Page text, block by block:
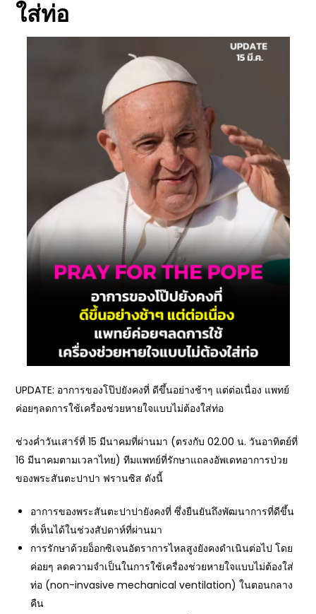
ใส่ท่อ
UPDATE: อาการของโป๊ปยังคงที่ ดีขึ้นอย่างช้าๆ แต่ต่อเนื่อง แพทย์
ค่อยๆลดการใช้เครื่องช่วยหายใจแบบไม่ต้องใส่ท่อ
ช่วงค่ำวันเสาร์ที่ 15 มีนาคมที่ผ่านมา (ตรงกับ 02.00 น. วันอาทิตย์ที่
16 มีนาคมตามเวลาไทย) ทีมแพทย์ที่รักษาแถลงอัพเดทอาการป่วย
ของพระสันตะปาปา ฟรานซิส ดังนี้
อาการของพระสันตะปาปายังคงที่ ซึ่งยืนยันถึงพัฒนาการที่ดีขึ้น
ที่เห็นได้ในช่วงสัปดาห์ที่ผ่านมา
การรักษาด้วยอ็อกซิเจนอัตราการไหลสูงยังคงดำเนินต่อไป โดย
ค่อยๆ ลดความจำเป็นในการใช้เครื่องช่วยหายใจแบบไม่ต้องใส่
ท่อ (non-invasive mechanical ventilation) ในตอนกลาง
คืน